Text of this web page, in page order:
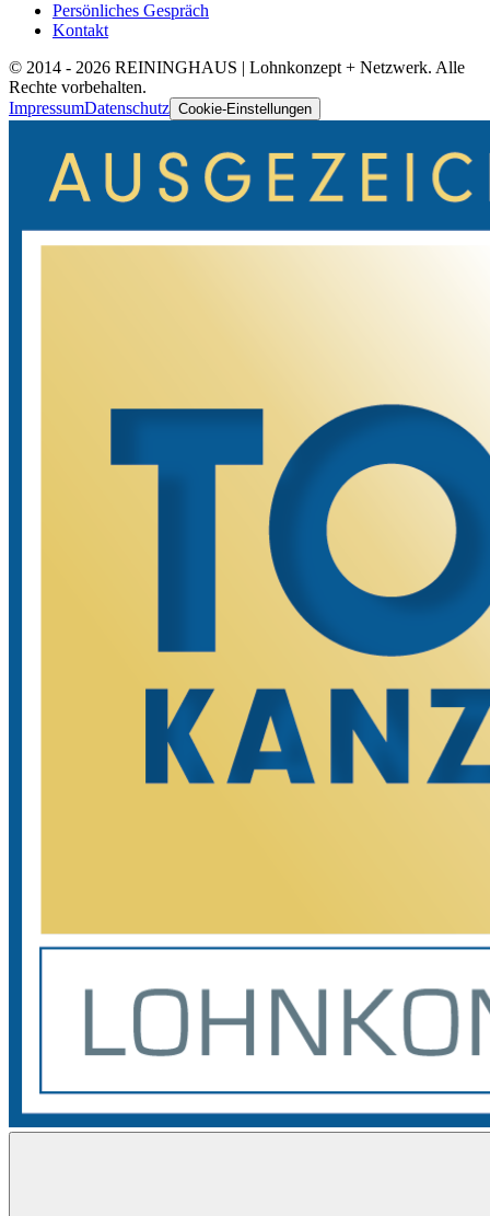
Persönliches Gespräch
Kontakt
© 2014 - 2026 REININGHAUS | Lohnkonzept + Netzwerk. Alle
Rechte vorbehalten.
ImpressumDatenschutz Cookie-Einstellungen